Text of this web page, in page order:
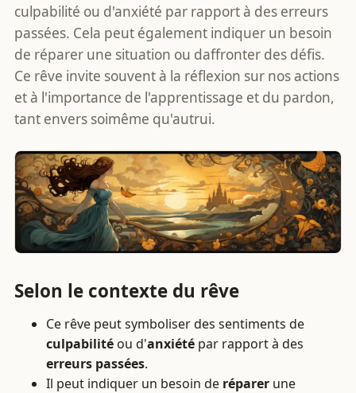
culpabilité ou d'anxiété par rapport à des erreurs
passées. Cela peut également indiquer un besoin
de réparer une situation ou daffronter des défis.
Ce rêve invite souvent à la réflexion sur nos actions
et à l'importance de l'apprentissage et du pardon,
tant envers soimême qu'autrui.
Selon le contexte du rêve
Ce rêve peut symboliser des sentiments de
culpabilité ou d'anxiété par rapport à des
erreurs passées.
Il peut indiquer un besoin de réparer une